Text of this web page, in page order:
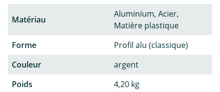
Matériau
Aluminium, Acier,
Matière plastique
Forme
Profil alu (classique)
Couleur
argent
Poids
4,20 kg